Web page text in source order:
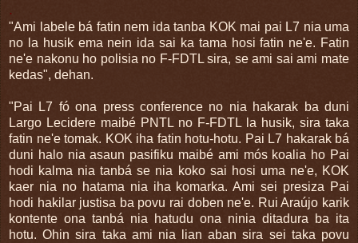
.
"Ami labele bá fatin nem ida tanba KOK mai pai L7 nia uma
no la husik ema nein ida sai ka tama hosi fatin ne'e. Fatin
ne'e nakonu ho polisia no F-FDTL sira, se ami sai ami mate
kedas", dehan.
"Pai L7 fó ona press conference no nia hakarak ba duni
Largo Lecidere maibé PNTL no F-FDTL la husik, sira taka
fatin ne'e tomak. KOK iha fatin hotu-hotu. Pai L7 hakarak bá
duni halo nia asaun pasifiku maibé ami mós koalia ho Pai
hodi kalma nia tanbá se nia koko sai hosi uma ne'e, KOK
kaer nia no hatama nia iha komarka. Ami sei presiza Pai
hodi hakilar justisa ba povu rai doben ne'e. Rui Araújo karik
kontente ona tanbá nia hatudu ona ninia ditadura ba ita
hotu. Ohin sira taka ami nia lian aban sira sei taka povu